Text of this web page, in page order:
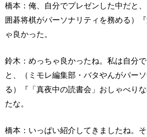
橋本：俺、自分でプレゼンした中だと
囲碁将棋がパーソナリティを務める）
ゃ良かった。
鈴木：めっちゃ良かったね。私は自分
と、（ミモレ編集部・バタやんがパー
る）『「真夜中の読書会」おしゃべり
たな。
橋本：いっぱい紹介してきましたね。